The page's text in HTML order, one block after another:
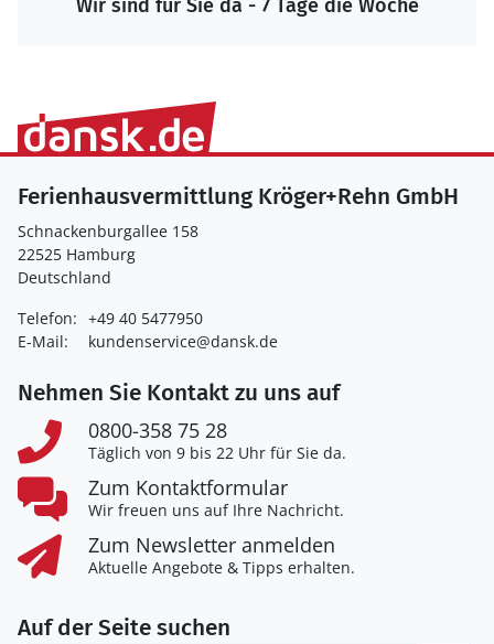
Wir sind für Sie da - 7 Tage die Woche
Ferienhausvermittlung Kröger+Rehn GmbH
Schnackenburgallee 158
22525 Hamburg
Deutschland
Telefon: +49 40 5477950
E-Mail:
kundenservice@dansk.de
Nehmen Sie Kontakt zu uns auf
0800-358 75 28
Täglich von 9 bis 22 Uhr für Sie da.
Zum Kontaktformular
Wir freuen uns auf Ihre Nachricht.
Zum Newsletter anmelden
Aktuelle Angebote & Tipps erhalten.
Auf der Seite suchen